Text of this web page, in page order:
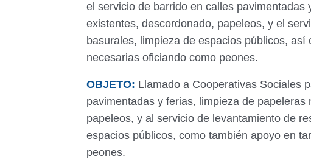
el servicio de barrido en calles
existentes, descordonado, papeleos, y el
basurales, limpieza de espacios públicos,
necesarias oficiando como peones.
OBJETO: Llamado a Cooperativas Sociales
pavimentadas y ferias, limpieza de
papeleos, y al servicio de levantamiento de
espacios públicos, como también apoyo en
peones.